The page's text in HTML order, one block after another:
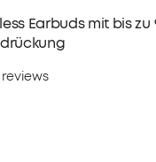
Earbuds mit bis zu
reviews